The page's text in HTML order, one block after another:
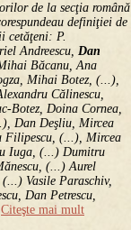
de la secţia română
definiţiei de
ce­tă­ţeni: P.
Andreescu, Dan
Băcanu, Ana
Mihai Botez, (...),
Călinescu,
Botez, Doina Cornea,
Dan Deşliu, Mircea
Filipescu, (...), Mircea
Iuga, (...) Dumitru
(...) Aurel
Vasile Paraschiv,
Dan Petrescu,
Citeşte mai mult